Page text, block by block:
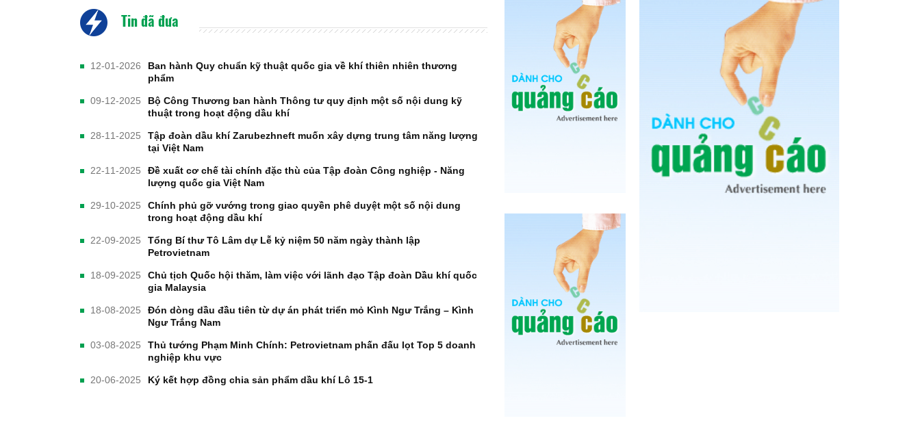
Tin đã đưa
12-01-2026
Ban hành Quy chuẩn kỹ thuật quốc gia về khí thiên nhiên thương
phẩm
09-12-2025
Bộ Công Thương ban hành Thông tư quy định một số nội dung kỹ
thuật trong hoạt động dầu khí
28-11-2025
Tập đoàn dầu khí Zarubezhneft muốn xây dựng trung tâm năng lượng
tại Việt Nam
22-11-2025
Đề xuất cơ chế tài chính đặc thù của Tập đoàn Công nghiệp - Năng
lượng quốc gia Việt Nam
29-10-2025
Chính phủ gỡ vướng trong giao quyền phê duyệt một số nội dung
trong hoạt động dầu khí
22-09-2025
Tổng Bí thư Tô Lâm dự Lễ kỷ niệm 50 năm ngày thành lập
Petrovietnam
18-09-2025
Chủ tịch Quốc hội thăm, làm việc với lãnh đạo Tập đoàn Dầu khí quốc
gia Malaysia
18-08-2025
Đón dòng dầu đầu tiên từ dự án phát triển mỏ Kình Ngư Trắng – Kình
Ngư Trắng Nam
03-08-2025
Thủ tướng Phạm Minh Chính: Petrovietnam phấn đấu lọt Top 5 doanh
nghiệp khu vực
20-06-2025 Ký kết hợp đồng chia sản phẩm dầu khí Lô 15-1